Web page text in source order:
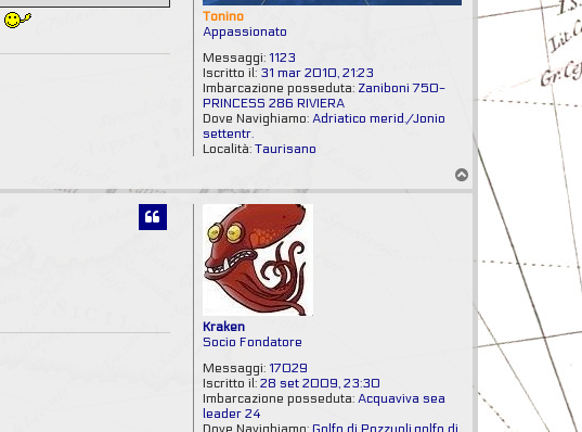
Tonino
Appassionato
Messaggi: 1123
Iscritto il: 31 mar 2010, 21:23
Imbarcazione posseduta: Zaniboni 750-
PRINCESS 286 RIVIERA
Dove Navighiamo: Adriatico merid./Jonio
settentr.
Località: Taurisano
o
Kraken
Socio Fondatore
Messaggi: 17029
Iscritto il: 28 set 2009, 23:30
Imbarcazione posseduta: Acquaviva sea
leader 24
Dove Navighiamo: Golfo di Pozzuoli,golfo di